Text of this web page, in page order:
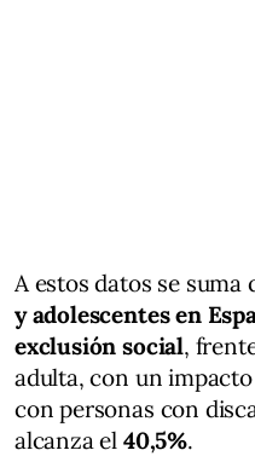
A estos datos se suma
y adolescentes en
exclusión social,
adulta, con un
con personas con
alcanza el 40,5%.